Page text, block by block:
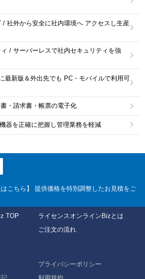
/ 社外から安全に社内環境へ アクセスし生産
/ サーバーレスで社内セキュリティを強
最新版＆外出先でも PC・モバイルで利用可
・請求書・帳票の電子化
器を正確に把握し管理業務を軽減
はこちら】 提供価格を特別調整したお見積をご
TOP
ライセンスオンラインBizとは
ご注文の流れ
プライバシーポリシー